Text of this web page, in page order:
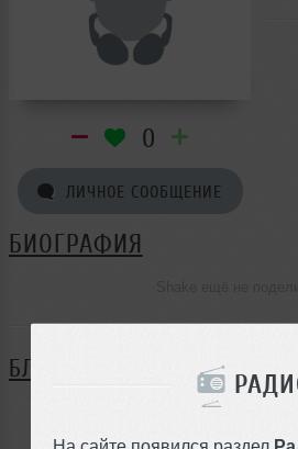
На сайте появился раздел
0
ЛИЧНОЕ СООБЩЕНИЕ
БИОГРАФИЯ
БЛОГ